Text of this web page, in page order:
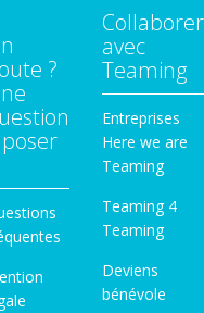
?
Collaborer
avec
Teaming
Entreprises
Here we are
Teaming
Teaming 4
Teaming
Deviens
bénévole